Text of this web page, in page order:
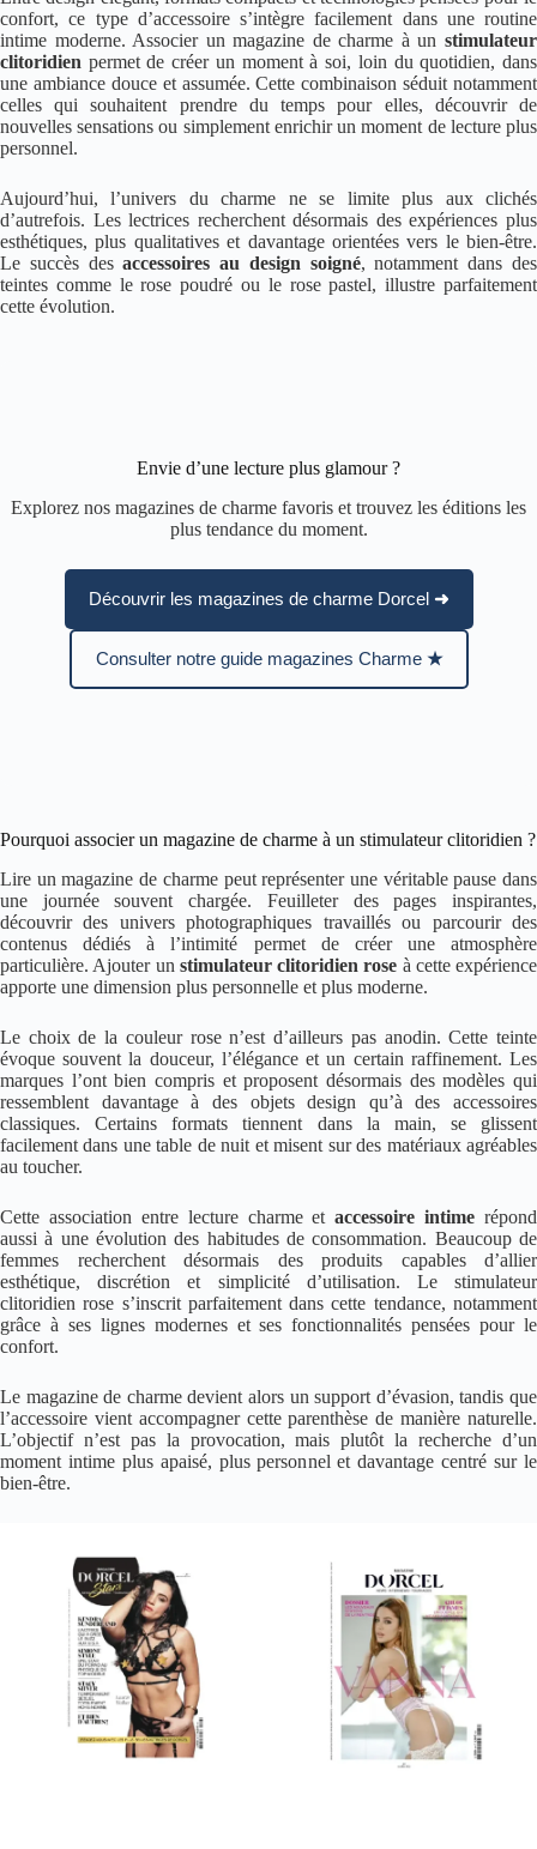
confort, ce type d’accessoire s’intègre facilement dans une routine
intime moderne. Associer un magazine de charme à un stimulateur
clitoridien permet de créer un moment à soi, loin du quotidien, dans
une ambiance douce et assumée. Cette combinaison séduit notamment
celles qui souhaitent prendre du temps pour elles, découvrir de
nouvelles sensations ou simplement enrichir un moment de lecture plus
personnel.
Aujourd’hui, l’univers du charme ne se limite plus aux clichés
d’autrefois. Les lectrices recherchent désormais des expériences plus
esthétiques, plus qualitatives et davantage orientées vers le bien-être.
Le succès desaccessoires au design soigné, notamment dans des
teintes comme le rose poudré ou le rose pastel, illustre parfaitement
cette évolution.
Envie d’une lecture plus glamour ?
Explorez nos magazines de charme favoris et trouvez les éditions les
plus tendance du moment.
Découvrir les magazines de charme Dorcel➜
Consulter notre guide magazines Charme★
Pourquoi associer un magazine de charme à un stimulateur clitoridien ?
Lire un magazine de charme peut représenter une véritable pause dans
une journée souvent chargée. Feuilleter des pages inspirantes,
découvrir des univers photographiques travaillés ou parcourir des
contenus dédiés à l’intimité permet de créer une atmosphère
particulière. Ajouter un stimulateur clitoridien rose à cette expérience
apporte une dimension plus personnelle et plus moderne.
Le choix de la couleur rose n’est d’ailleurs pas anodin. Cette teinte
évoque souvent la douceur, l’élégance et un certain raffinement. Les
marques l’ont bien compris et proposent désormais des modèles qui
ressemblent davantage à des objets design qu’à des accessoires
classiques. Certains formats tiennent dans la main, se glissent
facilement dans une table de nuit et misent sur des matériaux agréables
au toucher.
Cette association entre lecture charme etaccessoire intime répond
aussi à une évolution des habitudes de consommation. Beaucoup de
femmes recherchent désormais des produits capables d’allier
esthétique, discrétion et simplicité d’utilisation. Le stimulateur
clitoridien rose s’inscrit parfaitement dans cette tendance, notamment
grâce à ses lignes modernes et ses fonctionnalités pensées pour le
confort.
Le magazine de charme devient alors un support d’évasion, tandis que
l’accessoire vient accompagner cette parenthèse de manière naturelle.
L’objectif n’est pas la provocation, mais plutôt la recherche d’un
moment intime plus apaisé, plus personnel et davantage centré sur le
bien-être.